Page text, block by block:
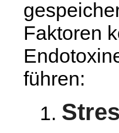
Faktoren
führen: